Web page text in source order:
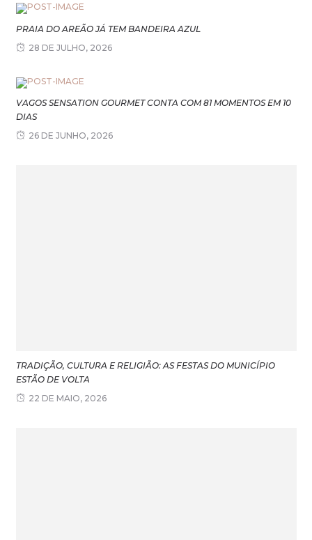
PRAIA DO AREÃO JÁ TEM BANDEIRA AZUL
28 DE JULHO, 2026
VAGOS SENSATION GOURMET CONTA COM 81 MOMENTOS EM 10
DIAS
26 DE JUNHO, 2026
TRADIÇÃO, CULTURA E RELIGIÃO: AS FESTAS DO MUNICÍPIO
ESTÃO DE VOLTA
22 DE MAIO, 2026